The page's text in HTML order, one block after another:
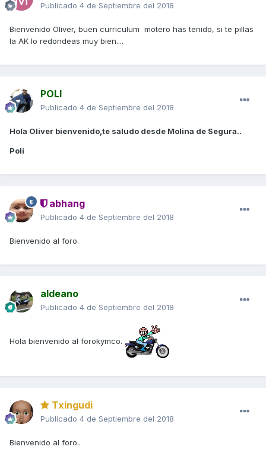
Publicado 4 de Septiembre del 2018
Bienvenido Oliver, buen curriculum motero has tenido, si te pillas
la AK lo redondeas muy bien....
POLI
Publicado 4 de Septiembre del 2018
Hola Oliver bienvenido,te saludo desde Molina de Segura..
Poli
abhang
Publicado 4 de Septiembre del 2018
Bienvenido al foro.
aldeano
Publicado 4 de Septiembre del 2018
Hola bienvenido al forokymco.
Txingudi
Publicado 4 de Septiembre del 2018
Bienvenido al foro..